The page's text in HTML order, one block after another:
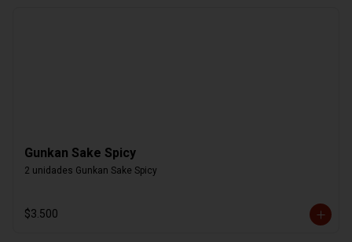
Gunkan Sake Spicy
2 unidades Gunkan Sake Spicy
$3.500